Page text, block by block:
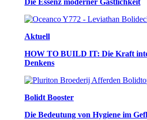
Die Essenz moderner Gastlichkeit
Aktuell
HOW TO BUILD IT: Die Kraft
Denkens
Bolidt Booster
Die Bedeutung von Hygiene im